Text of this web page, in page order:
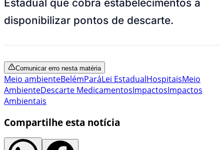
Estadual que cobra estabelecimentos a
disponibilizar pontos de descarte.
Comunicar erro nesta matéria
Meio ambienteBelémParáLei EstadualHospitaisMeio
AmbienteDescarte MedicamentosImpactosImpactos
Ambientais
Compartilhe esta notícia